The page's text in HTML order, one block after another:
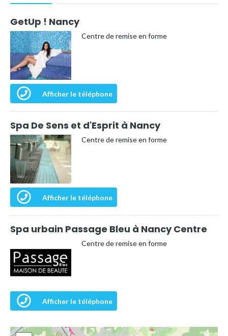
GetUp ! Nancy
Centre de remise en forme
Afficher le téléphone
Spa De Sens et d'Esprit à Nancy
Centre de remise en forme
Afficher le téléphone
Spa urbain Passage Bleu à Nancy Centre
Centre de remise en forme
Afficher le téléphone